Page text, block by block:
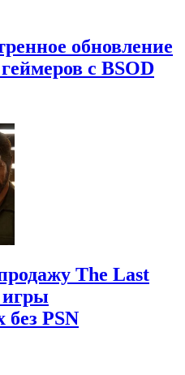
обновление
с BSOD
The Last
игры
PSN